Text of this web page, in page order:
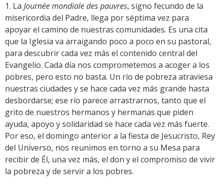
1. La Journée mondiale des pauvres, signo fecundo de la
misericordia del Padre, llega por séptima vez para
apoyar el camino de nuestras comunidades. Es una cita
que la Iglesia va arraigando poco a poco en su pastoral,
para descubrir cada vez más el contenido central del
Evangelio. Cada día nos comprometemos a acoger a los
pobres, pero esto no basta. Un río de pobreza atraviesa
nuestras ciudades y se hace cada vez más grande hasta
desbordarse; ese río parece arrastrarnos, tanto que el
grito de nuestros hermanos y hermanas que piden
ayuda, apoyo y solidaridad se hace cada vez más fuerte.
Por eso, el domingo anterior a la fiesta de Jesucristo, Rey
del Universo, nos reunimos en torno a su Mesa para
recibir de Él, una vez más, el don y el compromiso de vivir
la pobreza y de servir a los pobres.